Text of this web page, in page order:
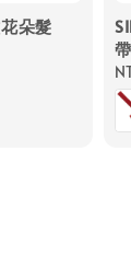
朵髮